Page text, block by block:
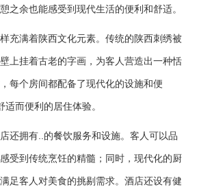
之余也能感受到现代生活的便利和舒适。
充满着陕西文化元素。传统的陕西刺绣被
上挂着古老的字画，为客人营造出一种恬
每个房间都配备了现代化的设施和便
而便利的居住体验。
还拥有..的餐饮服务和设施。客人可以品
受到传统烹饪的精髓；同时，现代化的厨
足客人对美食的挑剔需求。酒店还设有健